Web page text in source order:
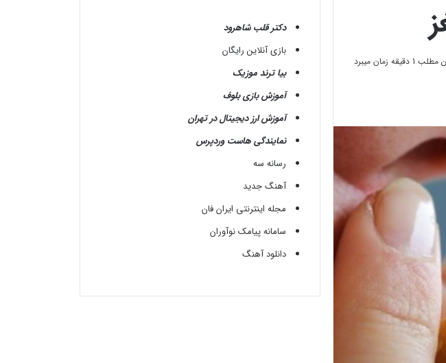
زمان میبرد
دکتر قلب شاهرود
بازی آنلاین رایگان
بیا ترند موزیک
آموزش بازی بلوف
آموزش ارز دیجیتال در تهران
نمایندگی هاست وردپرس
رسانه سه
آهنگ جدید
مجله اینترنتی ایران فان
سامانه پیامک نوآوران
دانلود آهنگ